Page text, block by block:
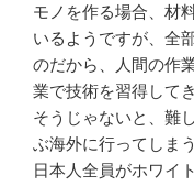
モノを作る場合、材
いるようですが、全
のだから、人間の作
業で技術を習得して
そうじゃないと、難
ぶ海外に行ってしま
日本人全員がホワイ